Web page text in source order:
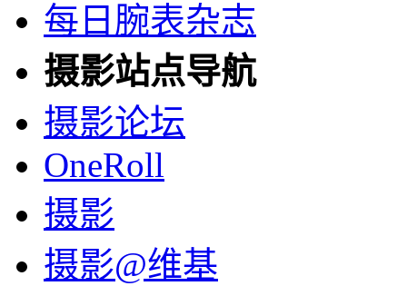
每日腕表杂志
摄影站点导航
摄影论坛
OneRoll
摄影
摄影@维基